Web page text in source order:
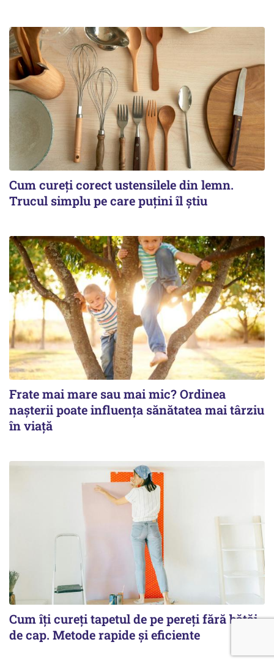
Cum cureți corect ustensilele din lemn.
Trucul simplu pe care puțini îl știu
Frate mai mare sau mai mic? Ordinea
nașterii poate influența sănătatea mai târziu
în viață
Cum îți cureți tapetul de pe pereți fără bătăi
de cap. Metode rapide și eficiente